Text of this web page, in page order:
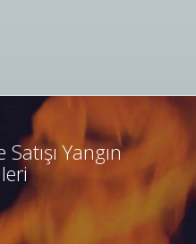
Yangın
adresli ve konvansiyonel
alarm sistemleri
duman, ısı,
dedektörler, kontrol
ve yangın butonları
bakım, montajı.
Devamını Oku